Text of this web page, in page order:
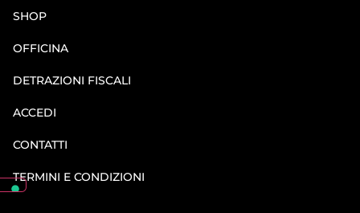
SHOP
OFFICINA
DETRAZIONI FISCALI
ACCEDI
CONTATTI
TERMINI E CONDIZIONI